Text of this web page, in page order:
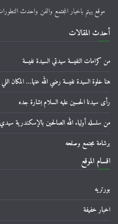
موقع يهتم باخبار المجتمع والفن واحدث
أحدث المقالات
من كرامات النفيسة سيدتي السيدة نفيسة
هنا خلوة السيدة نفيسة رضي الله عنها… المكان
رأى سيدنا الحسين عليه السلام بشارة جده
من سلسله أولياء الله الصالحين بالإسكندرية
برشامة مجتمع وصلحه
اقسام الموقع
بورتريه
اخبار خفيفة